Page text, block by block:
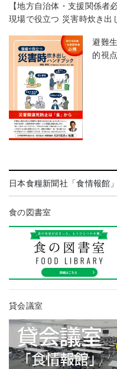
【地方自治体・支援関係者必
現場で役立つ 災害時炊き出
避難
的視
日本食糧新聞社「食情報館」
食の図書室
貸会議室